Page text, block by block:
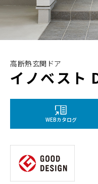
高断熱玄関ドア
イノベスト
WEBカタログ